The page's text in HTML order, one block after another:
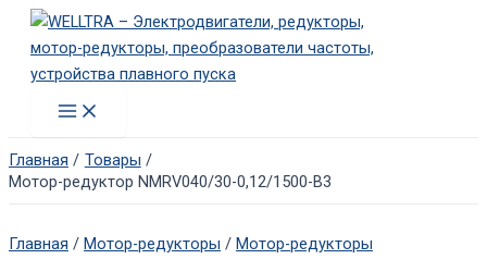
Перейти
содержимому
Main
Menu
Главная
Товары
Мотор-редуктор NMRV040/30-0,12/1500-B3
Главная / Мотор-редукторы / Мотор-редукторы